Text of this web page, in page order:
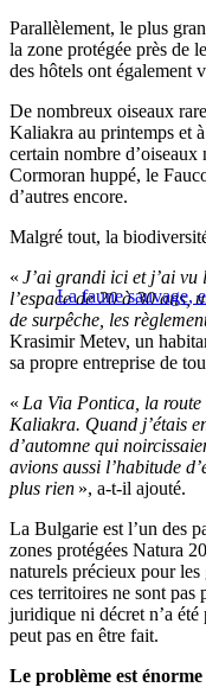
Parallèlement, le plus
la zone protégée près de
des hôtels ont également
De nombreux oiseaux
Kaliakra au printemps et
certain nombre
Cormoran huppé, le
d’autres encore.
Malgré tout, la
La faune sauvage,
« J’ai grandi ici et j’ai vu
l’espace de 20 à 30 ans,
de surpêche, les
Krasimir Metev, un
sa propre entreprise de
« La Via Pontica, la route
Kaliakra. Quand j’étais
d’automne qui
avions aussi l’habitude
plus rien », a-t-il ajouté.
La Bulgarie est l’un des
zones protégées Natura
naturels précieux pour
ces territoires ne sont pas
juridique ni décret n’a
peut pas en être fait.
Le problème est énorme